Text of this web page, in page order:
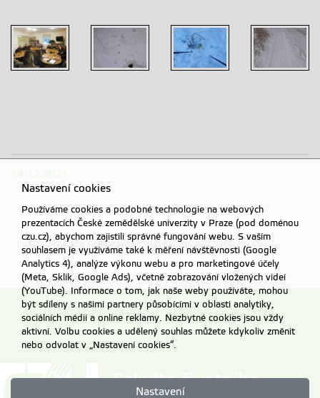
Nastavení cookies
Používáme cookies a podobné technologie na webových
prezentacích České zemědělské univerzity v Praze (pod doménou
czu.cz), abychom zajistili správné fungování webu. S vaším
souhlasem je využíváme také k měření návštěvnosti (Google
Analytics 4), analýze výkonu webu a pro marketingové účely
(Meta, Sklik, Google Ads), včetně zobrazování vložených videí
(YouTube). Informace o tom, jak naše weby používáte, mohou
být sdíleny s našimi partnery působícími v oblasti analytiky,
sociálních médií a online reklamy. Nezbytné cookies jsou vždy
aktivní. Volbu cookies a udělený souhlas můžete kdykoliv změnit
nebo odvolat v „Nastavení cookies“.
Nastavení